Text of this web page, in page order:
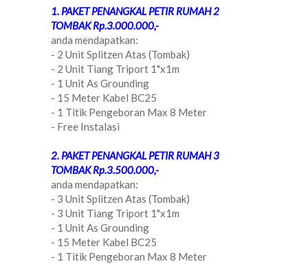
1. PAKET PENANGKAL PETIR RUMAH 2
TOMBAK Rp.3.000.000,-
anda mendapatkan:
- 2 Unit Splitzen Atas (Tombak)
- 2 Unit Tiang Triport 1"x1m
- 1 Unit As Grounding
- 15 Meter Kabel BC25
- 1 Titik Pengeboran Max 8 Meter
- Free Instalasi
2. PAKET PENANGKAL PETIR RUMAH 3
TOMBAK Rp.3.500.000,-
anda mendapatkan:
- 3 Unit Splitzen Atas (Tombak)
- 3 Unit Tiang Triport 1"x1m
- 1 Unit As Grounding
- 15 Meter Kabel BC25
- 1 Titik Pengeboran Max 8 Meter